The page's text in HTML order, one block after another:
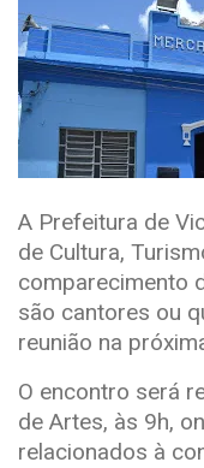
A Prefeitura de
de Cultura,
comparecimento
são cantores ou
reunião na
O encontro será
de Artes, às 9h,
relacionados à